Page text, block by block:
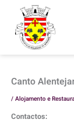
content
Canto
/Alojamento e
Contactos: